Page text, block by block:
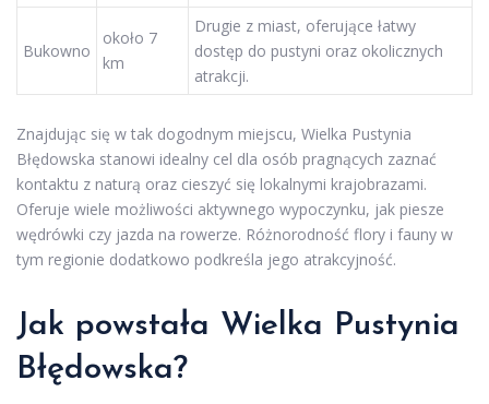
Bukowno
około 7
km
Drugie z miast, oferujące łatwy
dostęp do pustyni oraz okolicznych
atrakcji.
Znajdując się w tak dogodnym miejscu, Wielka Pustynia
Błędowska stanowi idealny cel dla osób pragnących zaznać
kontaktu z naturą oraz cieszyć się lokalnymi krajobrazami.
Oferuje wiele możliwości aktywnego wypoczynku, jak piesze
wędrówki czy jazda na rowerze. Różnorodność flory i fauny w
tym regionie dodatkowo podkreśla jego atrakcyjność.
Jak powstała Wielka Pustynia
Błędowska?